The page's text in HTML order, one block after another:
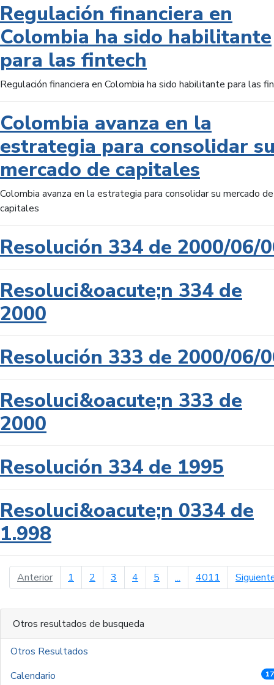
Regulación financiera en
Colombia ha sido habilitante
para las fintech
Regulación financiera en Colombia ha sido habilitante para las
Colombia avanza en la
estrategia para consolidar
mercado de capitales
Colombia avanza en la estrategia para consolidar su mercado de
capitales
Resolución 334 de 2000/06/
Resoluci&oacute;n 334 de
2000
Resolución 333 de 2000/06/
Resoluci&oacute;n 333 de
2000
Resolución 334 de 1995
Resoluci&oacute;n 0334 de
1.998
Anteriorpágina anterior
1 2 3 4 5 ... 4011
Otros resultados de busqueda
Otros Resultados
Calendario